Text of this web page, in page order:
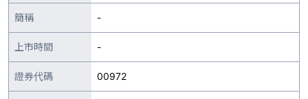
簡稱 -
上市時間 -
證券代碼 00972